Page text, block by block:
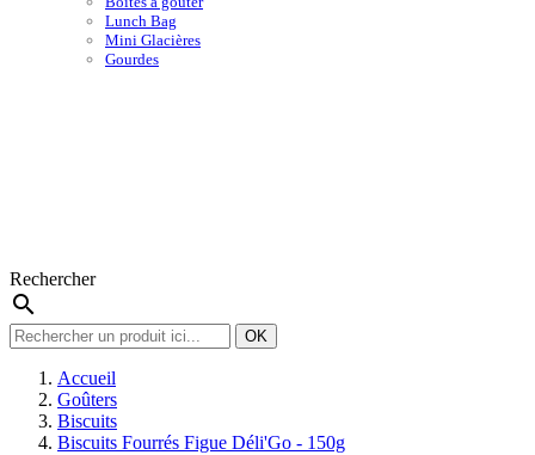
Lunch Bag
Mini Glacières
Gourdes
Rechercher
search
OK
Accueil
Goûters
Biscuits
Biscuits Fourrés Figue Déli'Go - 150g